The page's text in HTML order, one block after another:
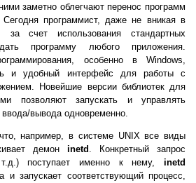
заметно облегчают перенос программ
программист, даже не вникая в
за счет использования стандартных
программу любого приложения.
особенно в Windows,
и удобный интерфейс для работы с
Новейшие версии библиотек для
позволяют запускать и управлять
вывода одновременно.
например, в системе UNIX все виды
демон inetd . Конкретный запрос
поступает именно к нему, inetd
и запускает соответствующий процесс,